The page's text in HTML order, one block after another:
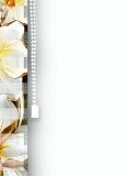
های ایرانی